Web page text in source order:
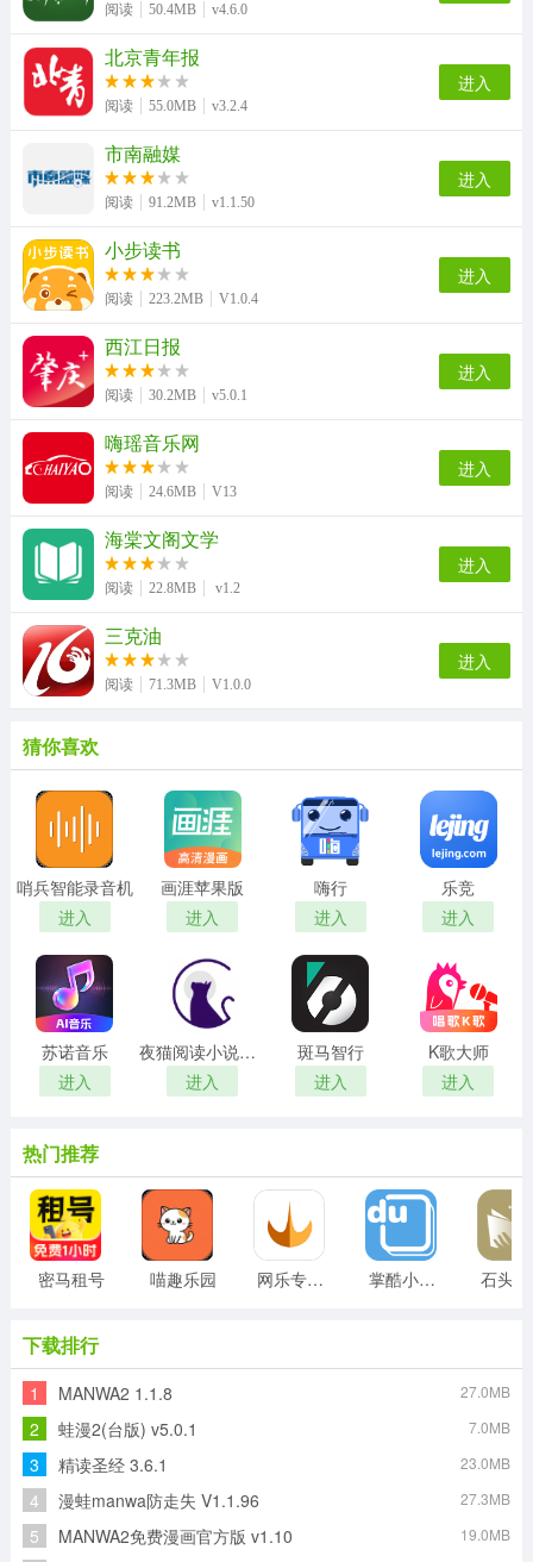
阅读 50.4MB v4.6.0
北京青年报
阅读 55.0MB v3.2.4
进入
市南融媒
阅读 91.2MB v1.1.50
进入
小步读书
阅读 223.2MB V1.0.4
进入
西江日报
阅读 30.2MB v5.0.1
进入
嗨瑶音乐网
阅读 24.6MB V13
进入
海棠文阁文学
阅读 22.8MB v1.2
进入
三克油
阅读 71.3MB V1.0.0
进入
猜你喜欢
哨兵智能录音机
进入
画涯苹果版
进入
嗨行
进入
乐竞
进入
苏诺音乐
进入
夜猫阅读小说软件
进入
斑马智行
进入
K歌大师
进入
热门推荐
密马租号 喵趣乐园 网乐专车司机客户端安卓版 掌酷小说安卓版
下载排行
1 MANWA2 1.1.8 27.0MB
2 蛙漫2(台版) v5.0.1 7.0MB
3 精读圣经 3.6.1 23.0MB
4 漫蛙manwa防走失 V1.1.96 27.3MB
5 MANWA2免费漫画官方版 v1.10 19.0MB